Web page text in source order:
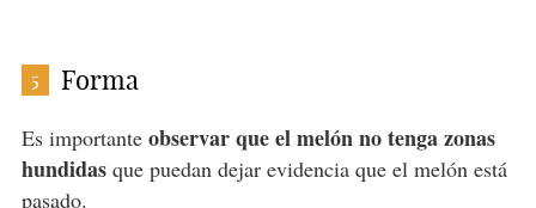
5 Forma
Es importante observar que el melón no tenga zonas
hundidasque puedan dejar evidencia que el melón está
pasado.